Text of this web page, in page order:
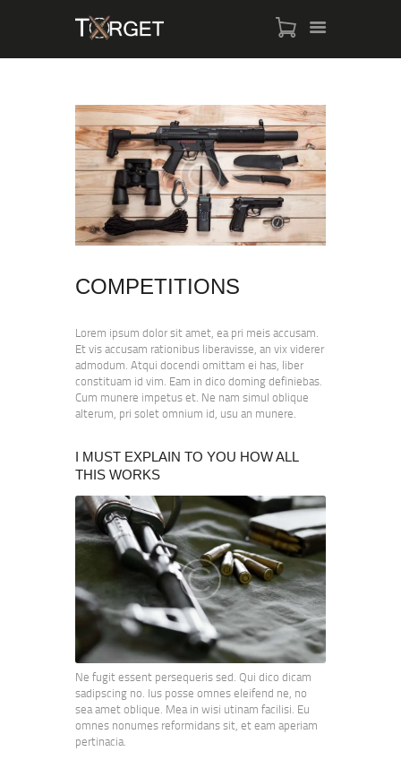
TARGET AMMO
SHOP
BLOGS
MY ACCOUNT
ABOUT US
CONTACT US
COMPETITIONS
Lorem ipsum dolor sit amet, ea pri meis accusam.
Et vis accusam rationibus liberavisse, an vix viderer
admodum. Atqui docendi omittam ei has, liber
constituam id vim. Eam in dico doming definiebas.
Cum munere impetus et. Ne nam simul oblique
alterum, pri solet omnium id, usu an munere.
I MUST EXPLAIN TO YOU HOW ALL
THIS WORKS
Ne fugit essent persequeris sed. Qui dico dicam
sadipscing no. Ius posse omnes eleifend ne, no
sea amet oblique. Mea in wisi utinam facilisi. Eu
omnes nonumes reformidans sit, et eam aperiam
pertinacia.